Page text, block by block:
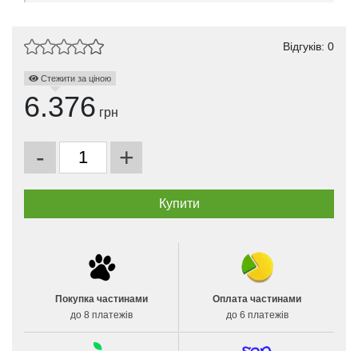
Відгуків: 0
Стежити за ціною
6.376 грн
- +
Покупка частинами
до 8 платежів
Оплата частинами
до 6 платежів